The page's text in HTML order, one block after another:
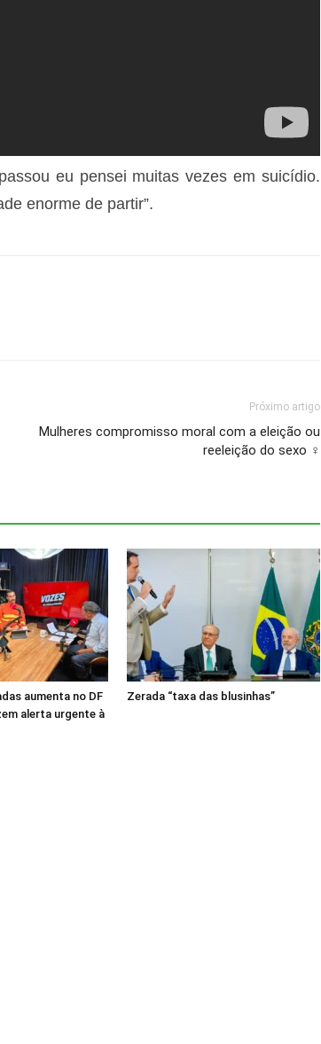
eu pensei muitas vezes em suicídio.
enorme de partir”.
Próximo artigo
Mulheres compromisso moral com a eleição ou
reeleição do sexo ♀
aumenta no DF
alerta urgente à
Zerada “taxa das blusinhas”